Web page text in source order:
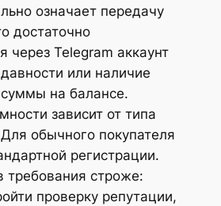
означает передачу
достаточно
через Telegram аккаунт
или наличие
на балансе.
зависит от типа
обычного покупателя
регистрации.
требования строже:
проверку репутации,